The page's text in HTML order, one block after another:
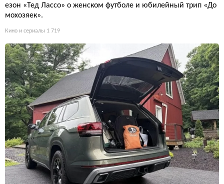
езон «Тед Лассо» о женском футболе и юбилейный трип «До
мохозяек».
Кино и сериалы 1 719